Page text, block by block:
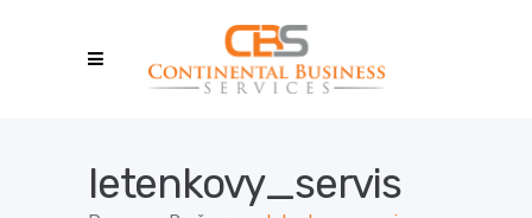
letenkovy_servis